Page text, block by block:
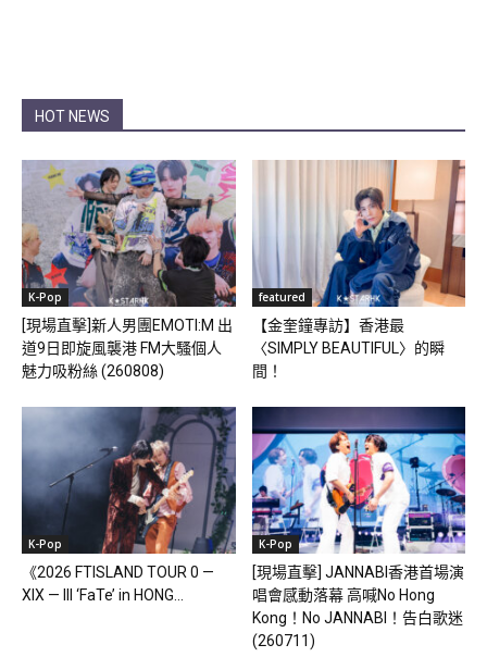
HOT NEWS
K-Pop
[現場直擊]新人男團EMOTI:M 出
道9日即旋風襲港 FM大騷個人
魅力吸粉絲 (260808)
featured
【金奎鐘專訪】香港最
〈SIMPLY BEAUTIFUL〉的瞬
間！
K-Pop
《2026 FTISLAND TOUR 0 —
XIX — III ‘FaTe’ in HONG...
K-Pop
[現場直擊] JANNABI香港首場演
唱會感動落幕 高喊No Hong
Kong！No JANNABI！告白歌迷
(260711)